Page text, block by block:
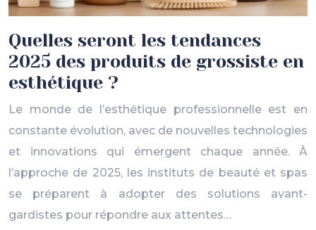
Quelles seront les tendances
2025 des produits de grossiste en
esthétique ?
Le monde de l’esthétique professionnelle est en
constante évolution, avec de nouvelles technologies
et innovations qui émergent chaque année. À
l’approche de 2025, les instituts de beauté et spas
se préparent à adopter des solutions avant-
gardistes pour répondre aux attentes…